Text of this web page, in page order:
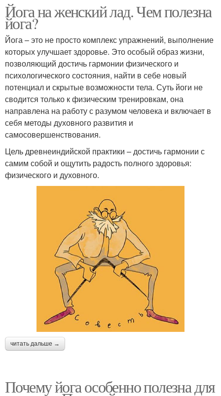
Йога на женский лад. Чем полезна
йога?
Йога – это не просто комплекс упражнений, выполнение
которых улучшает здоровье. Это особый образ жизни,
позволяющий достичь гармонии физического и
психологического состояния, найти в себе новый
потенциал и скрытые возможности тела. Суть йоги не
сводится только к физическим тренировкам, она
направлена на работу с разумом человека и включает в
себя методы духовного развития и
самосовершенствования.
Цель древнеиндийской практики – достичь гармонии с
самим собой и ощутить радость полного здоровья:
физического и духовного.
читать дальше →
Почему йога особенно полезна для